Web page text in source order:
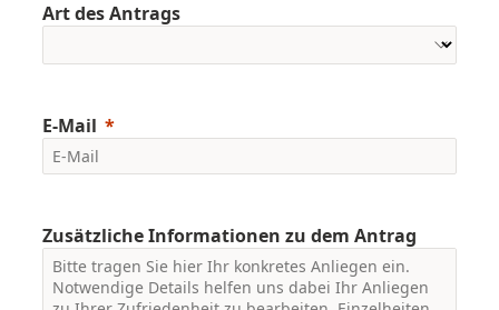
Art des Antrags
E-Mail
Zusätzliche Informationen zu dem Antrag